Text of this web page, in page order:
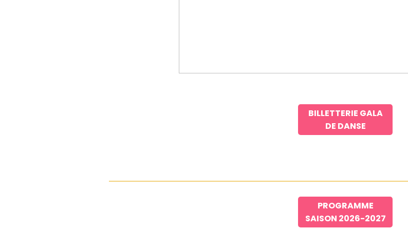
BILLETTERIE GALA
DE DANSE
PROGRAMME
SAISON 2026-2027